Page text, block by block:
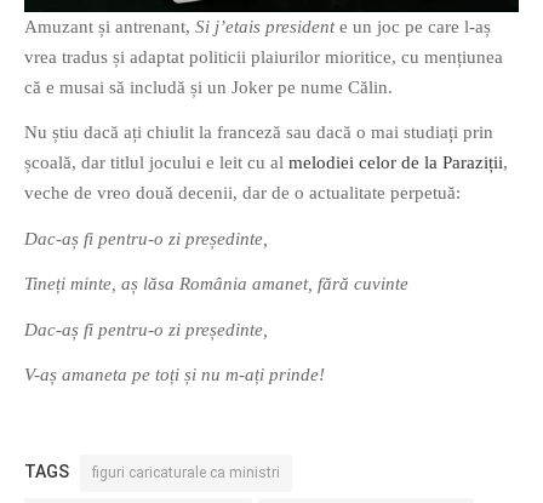
Amuzant și antrenant, Si j’etais presidente un joc pe care l-aș
vrea tradus și adaptat politicii plaiurilor mioritice, cu mențiunea
că e musai să includă și un Joker pe nume Călin.
Nu știu dacă ați chiulit la franceză sau dacă o mai studiați prin
școală, dar titlul jocului e leit cu al melodiei celor de la Paraziții,
veche de vreo două decenii, dar de o actualitate perpetuă:
Dac-aș fi pentru-o zi președinte,
Tineți minte, aș lăsa România amanet, fără cuvinte
Dac-aș fi pentru-o zi președinte,
V-aș amaneta pe toți și nu m-ați prinde!
TAGS figuri caricaturale ca ministri